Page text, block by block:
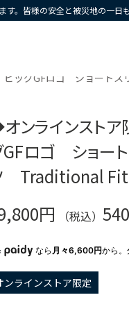
。皆様の安全と被災地の一日
ッグGFロゴ ショート
ンラインスト
GFロゴ ショー
Traditional Fit
円
（税込）540
なら 月々6,600円から
ンラインストア限定